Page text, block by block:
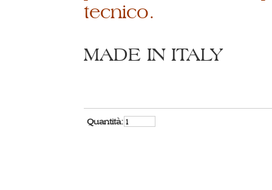
tecnico.
MADE IN ITALY
Quantità: